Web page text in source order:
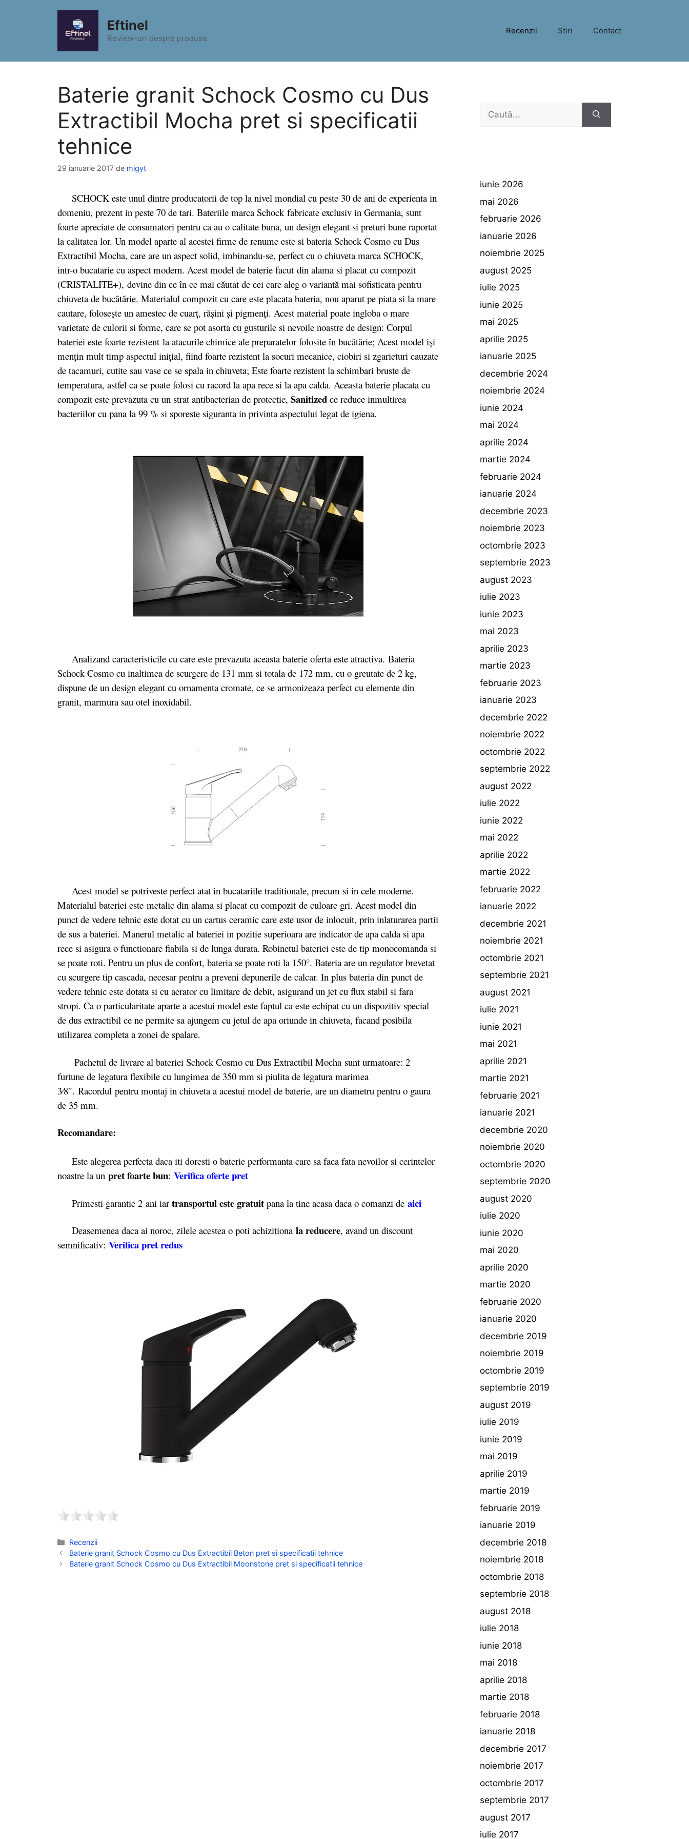
Eftinel
Review-uri despre produse
Recenzii Stiri Contact
Baterie granit Schock Cosmo cu Dus
Extractibil Mocha pret si specificatii
tehnice
29 ianuarie 2017 de migyt
SCHOCK este unul dintre producatorii de top la nivel mondial cu peste 30 de ani de experienta in
domeniu, prezent in peste 70 de tari. Bateriile marca Schock fabricate exclusiv in Germania, sunt
foarte apreciate de consumatori pentru ca au o calitate buna, un design elegant si preturi bune raportat
la calitatea lor. Un model aparte al acestei firme de renume este si bateria Schock Cosmo cu Dus
Extractibil Mocha, care are un aspect solid, imbinandu-se, perfect cu o chiuveta marca SCHOCK,
intr-o bucatarie cu aspect modern. Acest model de baterie facut din alama si placat cu compozit
(CRISTALITE+), devine din ce în ce mai căutat de cei care aleg o variantă mai sofisticata pentru
chiuveta de bucătărie. Materialul compozit cu care este placata bateria, nou aparut pe piata si la mare
cautare, folosește un amestec de cuarț, rășini și pigmenți. Acest material poate ingloba o mare
varietate de culorii si forme, care se pot asorta cu gusturile si nevoile noastre de design: Corpul
bateriei este foarte rezistent la atacurile chimice ale preparatelor folosite în bucătărie; Acest model iși
mențin mult timp aspectul inițial, fiind foarte rezistent la socuri mecanice, ciobiri si zgarieturi cauzate
de tacamuri, cutite sau vase ce se spala in chiuveta; Este foarte rezistent la schimbari bruste de
temperatura, astfel ca se poate folosi cu racord la apa rece si la apa calda. Aceasta baterie placata cu
compozit este prevazuta cu un strat antibacterian de protectie, Sanitized ce reduce inmultirea
bacteriilor cu pana la 99 % si sporeste siguranta in privinta aspectului legat de igiena.
Analizand caracteristicile cu care este prevazuta aceasta baterie oferta este atractiva. Bateria
Schock Cosmo cu inaltimea de scurgere de 131 mm si totala de 172 mm, cu o greutate de 2 kg,
dispune de un design elegant cu ornamenta cromate, ce se armonizeaza perfect cu elemente din
granit, marmura sau otel inoxidabil.
Acest model se potriveste perfect atat in bucatariile traditionale, precum si in cele moderne.
Materialul bateriei este metalic din alama si placat cu compozit de culoare gri. Acest model din
punct de vedere tehnic este dotat cu un cartus ceramic care este usor de inlocuit, prin inlaturarea partii
de sus a bateriei. Manerul metalic al bateriei in pozitie superioara are indicator de apa calda si apa
rece si asigura o functionare fiabila si de lunga durata. Robinetul bateriei este de tip monocomanda si
se poate roti. Pentru un plus de confort, bateria se poate roti la 150°. Bateria are un regulator brevetat
cu scurgere tip cascada, necesar pentru a preveni depunerile de calcar. In plus bateria din punct de
vedere tehnic este dotata si cu aerator cu limitare de debit, asigurand un jet cu flux stabil si fara
stropi. Ca o particularitate aparte a acestui model este faptul ca este echipat cu un dispozitiv special
de dus extractibil ce ne permite sa ajungem cu jetul de apa oriunde in chiuveta, facand posibila
utilizarea completa a zonei de spalare.
Pachetul de livrare al bateriei Schock Cosmo cu Dus Extractibil Mocha sunt urmatoare: 2
furtune de legatura flexibile cu lungimea de 350 mm si piulita de legatura marimea
3⁄8″. Racordul pentru montaj in chiuveta a acestui model de baterie, are un diametru pentru o gaura
de 35 mm.
Recomandare:
Este alegerea perfecta daca iti doresti o baterie performanta care sa faca fata nevoilor si cerintelor
noastre la un pret foarte bun: Verifica oferte pret
Primesti garantie 2 ani iar transportul este gratuit pana la tine acasa daca o comanzi de aici
Deasemenea daca ai noroc, zilele acestea o poti achizitiona la reducere, avand un discount
semnificativ: Verifica pret redus
Categorii
Recenzii
Baterie granit Schock Cosmo cu Dus Extractibil Beton pret si specificatii tehnice
Baterie granit Schock Cosmo cu Dus Extractibil Moonstone pret si specificatii tehnice
Caută
iunie 2026
mai 2026
februarie 2026
ianuarie 2026
noiembrie 2025
august 2025
iulie 2025
iunie 2025
mai 2025
aprilie 2025
ianuarie 2025
decembrie 2024
noiembrie 2024
iunie 2024
mai 2024
aprilie 2024
martie 2024
februarie 2024
ianuarie 2024
decembrie 2023
noiembrie 2023
octombrie 2023
septembrie 2023
august 2023
iulie 2023
iunie 2023
mai 2023
aprilie 2023
martie 2023
februarie 2023
ianuarie 2023
decembrie 2022
noiembrie 2022
octombrie 2022
septembrie 2022
august 2022
iulie 2022
iunie 2022
mai 2022
aprilie 2022
martie 2022
februarie 2022
ianuarie 2022
decembrie 2021
noiembrie 2021
octombrie 2021
septembrie 2021
august 2021
iulie 2021
iunie 2021
mai 2021
aprilie 2021
martie 2021
februarie 2021
ianuarie 2021
decembrie 2020
noiembrie 2020
octombrie 2020
septembrie 2020
august 2020
iulie 2020
iunie 2020
mai 2020
aprilie 2020
martie 2020
februarie 2020
ianuarie 2020
decembrie 2019
noiembrie 2019
octombrie 2019
septembrie 2019
august 2019
iulie 2019
iunie 2019
mai 2019
aprilie 2019
martie 2019
februarie 2019
ianuarie 2019
decembrie 2018
noiembrie 2018
octombrie 2018
septembrie 2018
august 2018
iulie 2018
iunie 2018
mai 2018
aprilie 2018
martie 2018
februarie 2018
ianuarie 2018
decembrie 2017
noiembrie 2017
octombrie 2017
septembrie 2017
august 2017
iulie 2017